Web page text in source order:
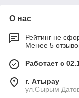
О нас
Рейтинг не
Менее 5
Работает с
г. Атырау
ул.Сырым